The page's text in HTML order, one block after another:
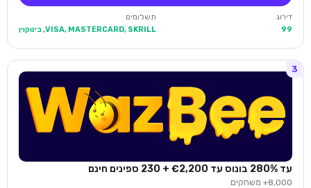
דירוג
99
תשלומים
VISA, MASTERCARD, SKRILL, ביטקוין
3
עד 280% בונוס עד €2,200 + 230 ספינים חינם
8,000+ משחקים